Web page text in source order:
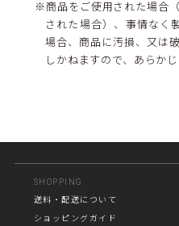
※商品をご使用された場合
された場合）、事情なく
場合、商品に汚損、又は
しかねますので、あらか
SHOPPING
送料・配送について
ショッピングガイド